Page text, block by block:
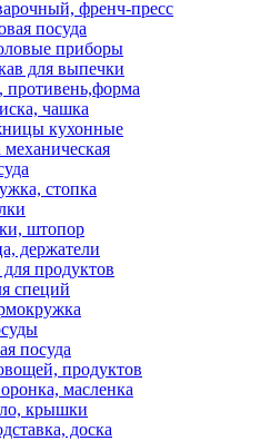
френч-пресс
посуда
приборы
для выпечки
противень,форма
чашка
кухонные
стопка
штопор
держатели
продуктов
специй
посуда
продуктов
масленка
крышки
доска